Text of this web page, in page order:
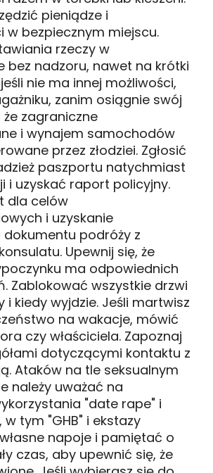
pieniądze i
w bezpiecznym miejscu.
rzeczy w
bez nadzoru, nawet na krótki
nie ma innej możliwości,
zanim osiągnie swój
że zagraniczne
i wynajem samochodów
przez złodziei. Zgłosić
paszportu natychmiast
i uzyskać raport policyjny.
dla celów
i uzyskanie
podróży z
Upewnij się, że
ma odpowiednich
Zablokować wszystkie drzwi
i kiedy wyjdzie. Jeśli martwisz
na wakacje, mówić
czy właściciela. Zapoznaj
dotyczącymi kontaktu z
Ataków na tle seksualnym
należy uważać na
"date rape" i
w tym "GHB" i ekstazy
własne napoje i pamiętać o
czas, aby upewnić się, że